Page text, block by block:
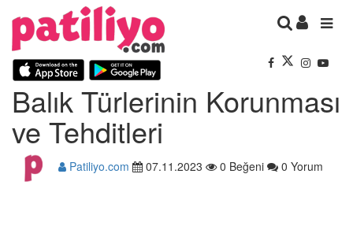
Balık Türlerinin Korunması
ve Tehditleri
Patiliyo.com 07.11.2023 0 Beğeni 0 Yorum